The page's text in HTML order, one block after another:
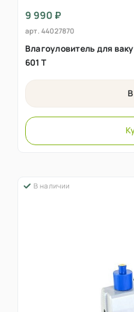
9 990 ₽
арт. 44027870
Влагоуловитель для
601 Т
В наличии